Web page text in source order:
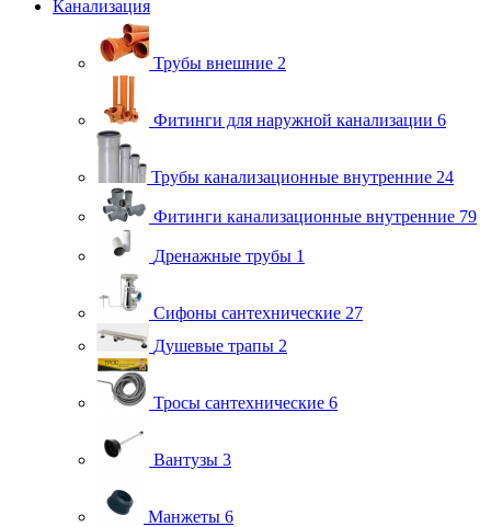
Канализация
Трубы внешние 2
Фитинги для наружной канализации 6
Трубы канализационные внутренние 24
Фитинги канализационные внутренние 79
Дренажные трубы 1
Сифоны сантехнические 27
Душевые трапы 2
Тросы сантехнические 6
Вантузы 3
Манжеты 6